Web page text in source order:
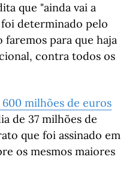
que "ainda vai a
determinado pelo
para que haja
contra todos os
milhões de euros
de 37 milhões de
que foi assinado em
os mesmos maiores